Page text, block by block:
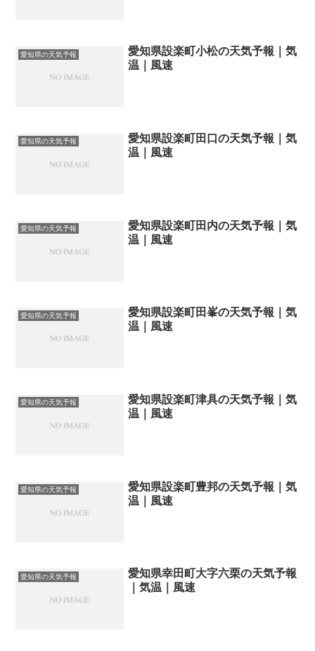
愛知県の天気予報
愛知県設楽町小松の天気予報｜気
温｜風速
愛知県の天気予報
愛知県設楽町田口の天気予報｜気
温｜風速
愛知県の天気予報
愛知県設楽町田内の天気予報｜気
温｜風速
愛知県の天気予報
愛知県設楽町田峯の天気予報｜気
温｜風速
愛知県の天気予報
愛知県設楽町津具の天気予報｜気
温｜風速
愛知県の天気予報
愛知県設楽町豊邦の天気予報｜気
温｜風速
愛知県の天気予報
愛知県幸田町大字六栗の天気予報
｜気温｜風速